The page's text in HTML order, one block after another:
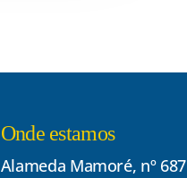
Onde estamos
Alameda Mamoré, nº 687